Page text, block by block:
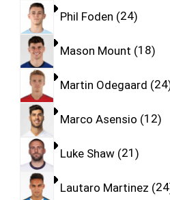
Phil Foden 24
Mason Mount 18
Martin Odegaard 24
Marco Asensio 12
Luke Shaw 21
Lautaro Martinez 24